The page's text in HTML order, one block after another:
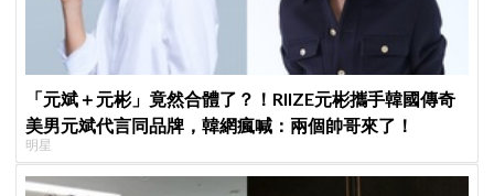
「元斌＋元彬」竟然合體了？！RIIZE元彬攜手韓國傳奇
美男元斌代言同品牌，韓網瘋喊：兩個帥哥來了！
明星